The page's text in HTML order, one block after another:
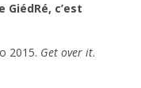
c’est
2015. Get over it.